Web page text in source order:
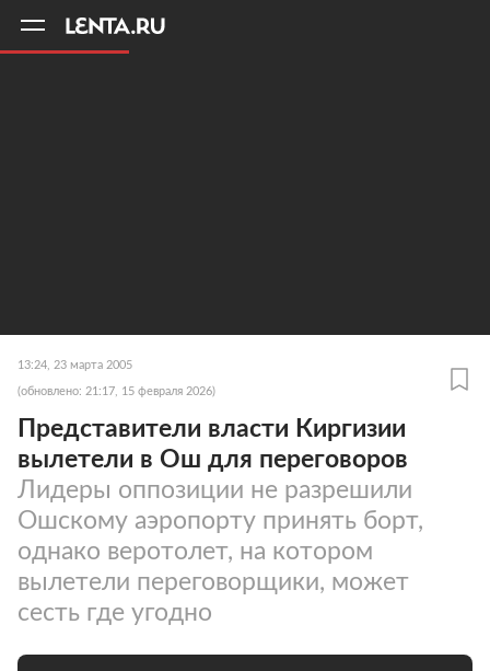
13:24, 23 марта 2005
(обновлено: 21:17, 15 февраля 2026)
Представители власти Киргизии
вылетели в Ош для переговоров
Лидеры оппозиции не разрешили
Ошскому аэропорту принять борт,
однако веротолет, на котором
вылетели переговорщики, может
сесть где угодно